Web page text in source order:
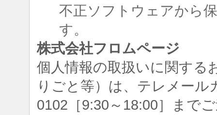
不正ソフトウェアから
す。
株式会社フロムページ
個人情報の取扱いに関する
りごと等）は、テレメー
0102［9:30～18:00］まで